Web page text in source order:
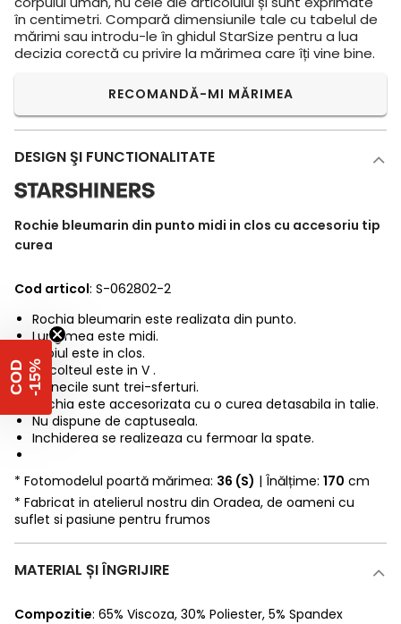
în centimetri. Compară dimensiunile tale cu tabelul de
mărimi sau introdu-le în ghidul StarSize pentru a lua
decizia corectă cu privire la mărimea care îți vine bine.
RECOMANDĂ-MI MĂRIMEA
DESIGN ŞI FUNCTIONALITATE
Rochie bleumarin din punto midi in clos cu accesoriu tip
curea
Cod articol: S-062802-2
Rochia bleumarin este realizata din punto.
Lungimea este midi.
Croiul este in clos.
Decolteul este in V .
Manecile sunt trei-sferturi.
Rochia este accesorizata cu o curea detasabila in talie.
Nu dispune de captuseala.
Inchiderea se realizeaza cu fermoar la spate.
* Fotomodelul poartă mărimea: 36 (S) | Înălțime: 170 cm
* Fabricat in atelierul nostru din Oradea, de oameni cu
suflet si pasiune pentru frumos
MATERIAL ȘI ÎNGRIJIRE
Compozitie: 65% Viscoza, 30% Poliester, 5% Spandex
C
O
D
-
1
5 %